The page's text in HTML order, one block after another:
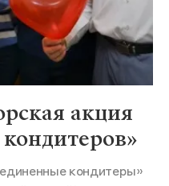
акция
кондитеры»